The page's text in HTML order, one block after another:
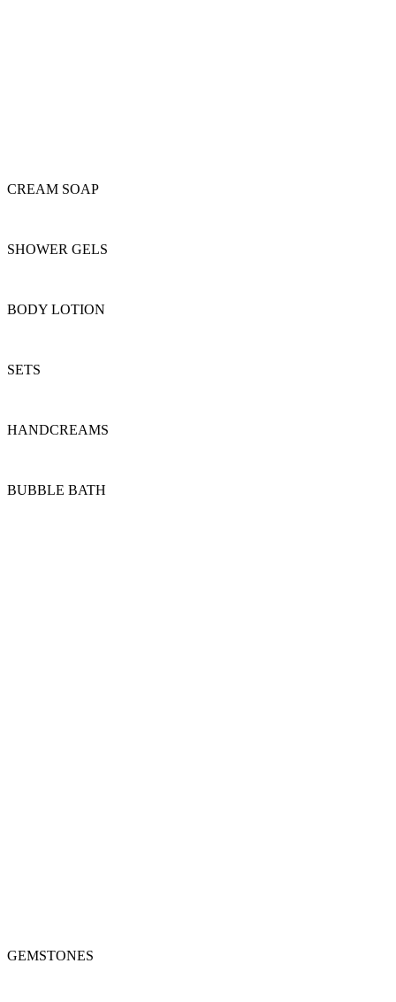
CREAM SOAP
SHOWER GELS
BODY LOTION
SETS
HANDCREAMS
BUBBLE BATH
GEMSTONES